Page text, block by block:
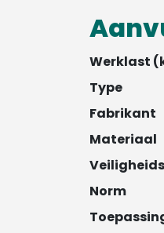
Werklast
Type
Fabrikant
Materiaal
Norm